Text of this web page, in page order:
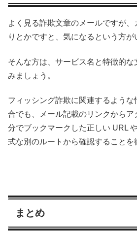
よく見る詐欺文章のメールですが
りとかですと、気になるという方が
そんな方は、サービス名と特徴的な
みましょう。
フィッシング詐欺に関連するよう
合でも、メール記載のリンクからア
分でブックマークした正しい URL
式な別のルートから確認することを
まとめ